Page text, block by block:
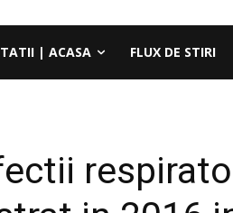
| ACASA FLUX DE STIRI